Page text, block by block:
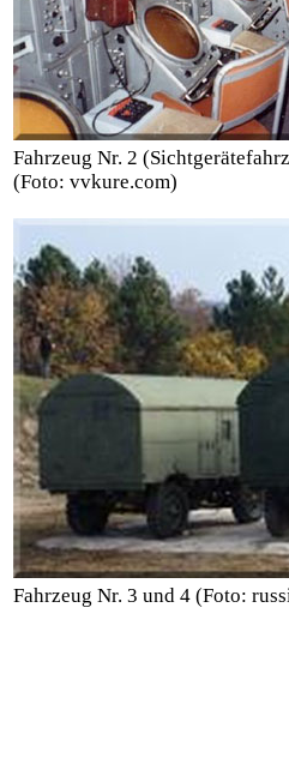
Fahrzeug Nr. 2
(Foto: vvkure.com)
Fahrzeug Nr. 3 und 4 (Foto: